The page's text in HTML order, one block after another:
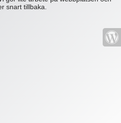
snart tillbaka.